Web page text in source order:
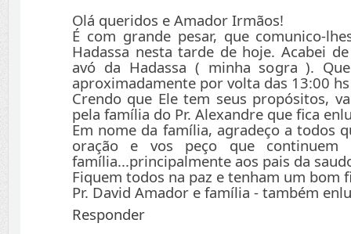
Olá queridos e Amador Irmãos!
É com grande pesar, que comunico-
Hadassa nesta tarde de hoje. Acabei
avó da Hadassa ( minha sogra ).
aproximadamente por volta das 13:00
Crendo que Ele tem seus propósitos,
pela família do Pr. Alexandre que fica
Em nome da família, agradeço a todos
oração e vos peço que
família...principalmente aos pais da
Fiquem todos na paz e tenham um bom
Pr. David Amador e família - também
Responder